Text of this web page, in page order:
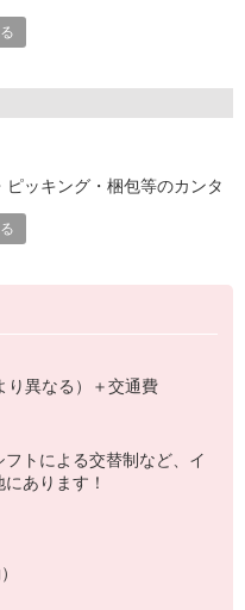
交通費支給OK！」
もぜひご登録下さい☆
前にお支払いOK
ーン・玉掛け・溶接の資格
を全額当社負担します。
ッキング・梱包等のカンタ
り異なる）＋交通費
トによる交替制など、イ
あります！